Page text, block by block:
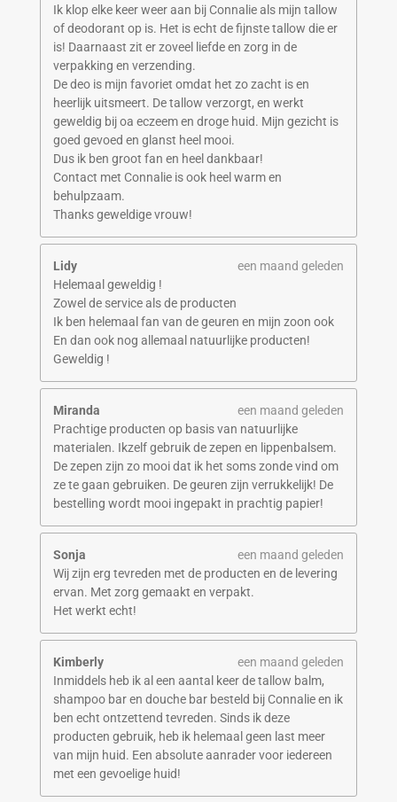
Ik klop elke keer weer aan bij Connalie als mijn tallow
of deodorant op is. Het is echt de fijnste tallow die er
is! Daarnaast zit er zoveel liefde en zorg in de
verpakking en verzending.
De deo is mijn favoriet omdat het zo zacht is en
heerlijk uitsmeert. De tallow verzorgt, en werkt
geweldig bij oa eczeem en droge huid. Mijn gezicht is
goed gevoed en glanst heel mooi.
Dus ik ben groot fan en heel dankbaar!
Contact met Connalie is ook heel warm en
behulpzaam.
Thanks geweldige vrouw!
Lidy
een maand geleden
Helemaal geweldig !
Zowel de service als de producten
Ik ben helemaal fan van de geuren en mijn zoon ook
En dan ook nog allemaal natuurlijke producten!
Geweldig !
Miranda
een maand geleden
Prachtige producten op basis van natuurlijke
materialen. Ikzelf gebruik de zepen en lippenbalsem.
De zepen zijn zo mooi dat ik het soms zonde vind om
ze te gaan gebruiken. De geuren zijn verrukkelijk! De
bestelling wordt mooi ingepakt in prachtig papier!
Sonja
een maand geleden
Wij zijn erg tevreden met de producten en de levering
ervan. Met zorg gemaakt en verpakt.
Het werkt echt!
Kimberly
een maand geleden
Inmiddels heb ik al een aantal keer de tallow balm,
shampoo bar en douche bar besteld bij Connalie en ik
ben echt ontzettend tevreden. Sinds ik deze
producten gebruik, heb ik helemaal geen last meer
van mijn huid. Een absolute aanrader voor iedereen
met een gevoelige huid!